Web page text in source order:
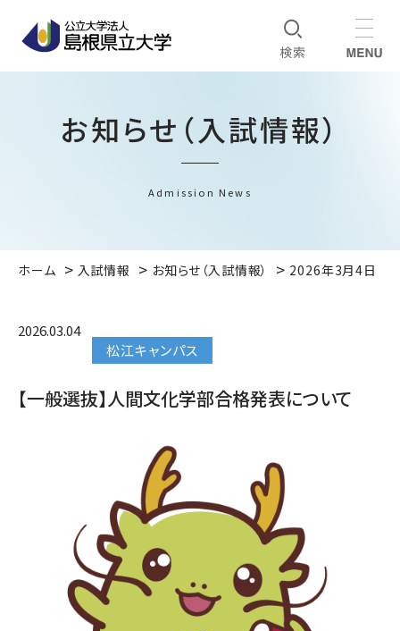
お知らせ（入試情報）
Admission News
ホーム 入試情報 お知らせ（入試情報） 2026年3月4日
2026.03.04
松江キャンパス
【一般選抜】人間文化学部合格発表について